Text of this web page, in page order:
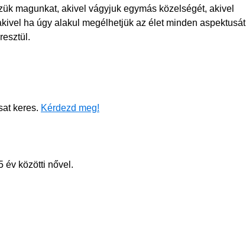
magunkat, akivel vágyjuk egymás közelségét, akivel
ha úgy alakul megélhetjük az élet minden aspektusát
keres. Kérdezd meg!
év közötti nővel.